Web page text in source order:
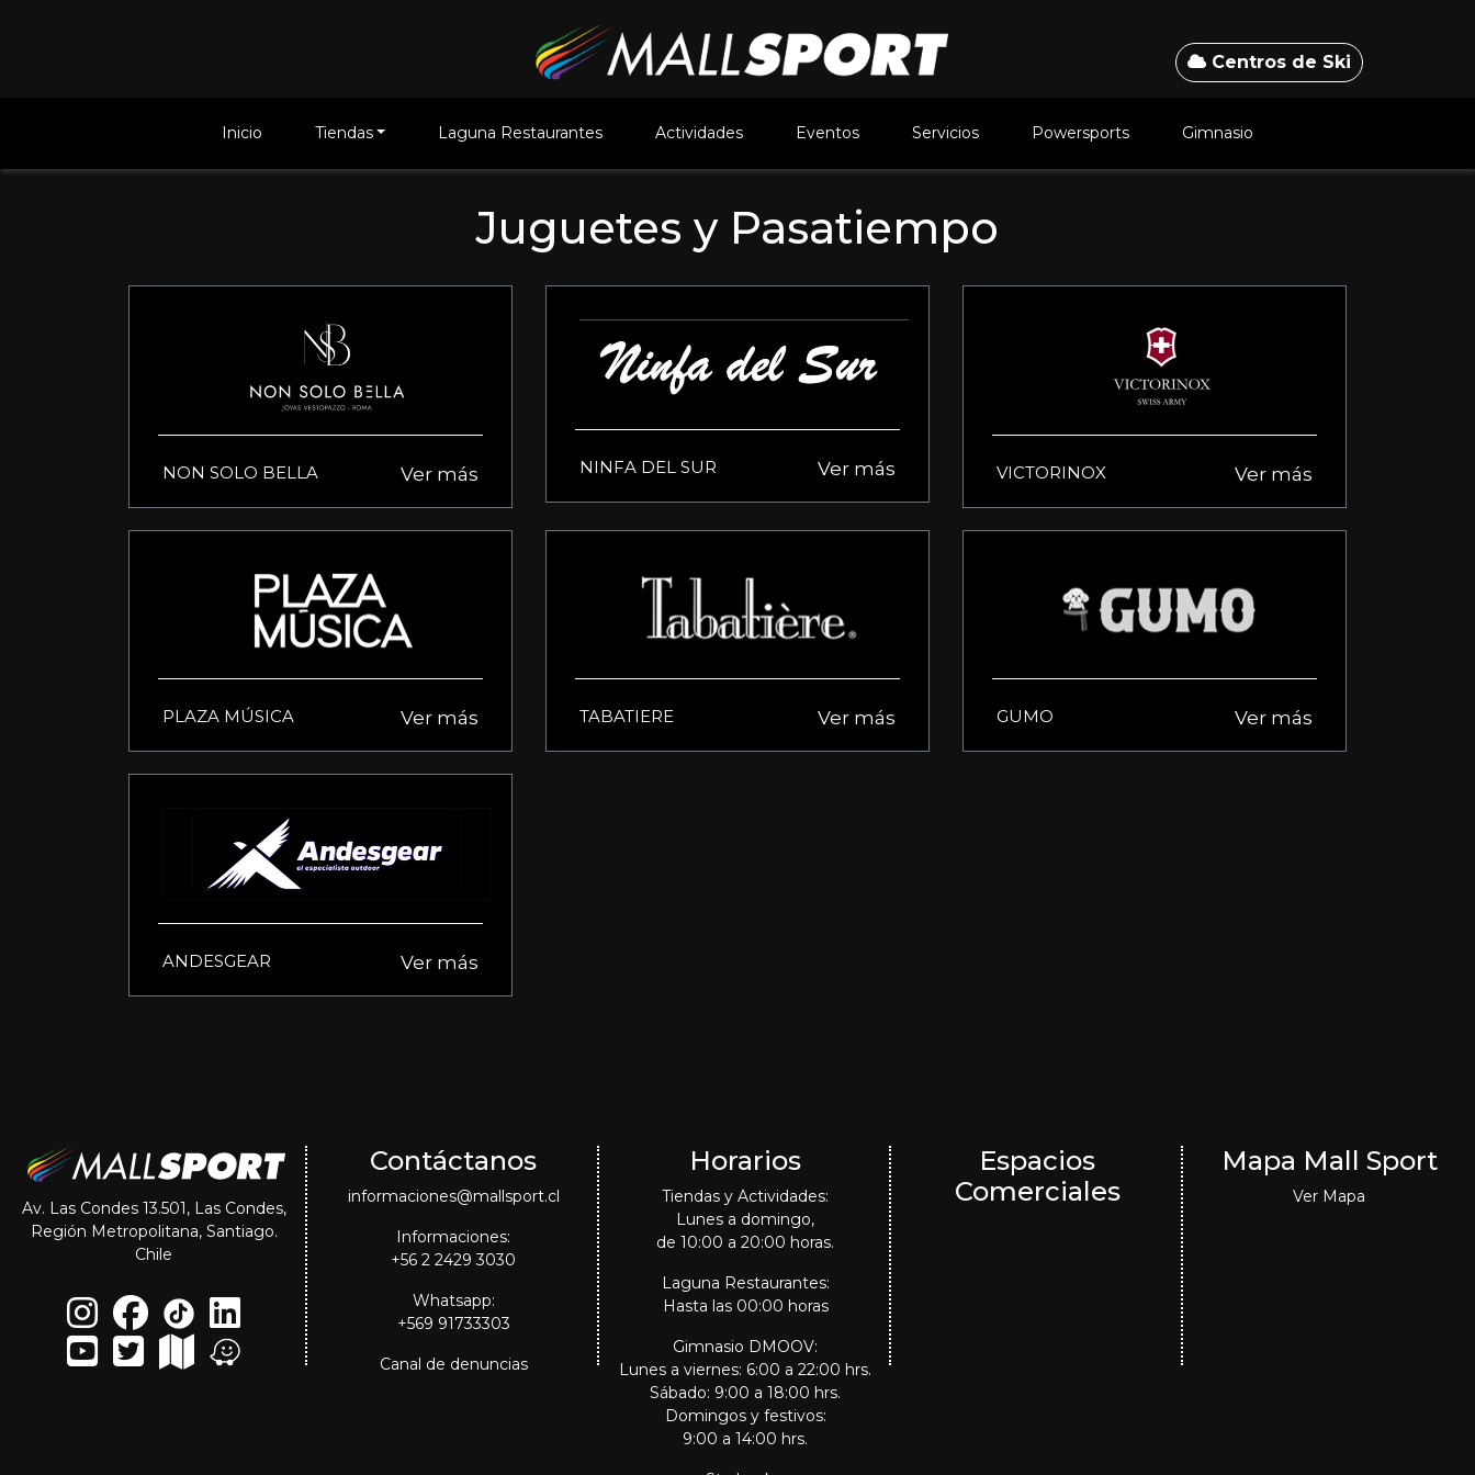
Centros de Ski
Inicio Tiendas Laguna Restaurantes Actividades Eventos Servicios Powersports Gimnasio
Juguetes y Pasatiempo
NON SOLO BELLA Ver más NINFA DEL SUR Ver más VICTORINOX Ver más
PLAZA MÚSICA Ver más TABATIERE Ver más GUMO Ver más
ANDESGEAR Ver más
Av. Las Condes 13.501, Las Condes,
Región Metropolitana, Santiago.
Chile
Contáctanos
informaciones@mallsport.cl
Informaciones:
+56 2 2429 3030
Whatsapp:
+569 91733303
Canal de denuncias
Horarios
Tiendas y Actividades:
Lunes a domingo,
de 10:00 a 20:00 horas.
Laguna Restaurantes:
Hasta las 00:00 horas
Gimnasio DMOOV:
Lunes a viernes: 6:00 a 22:00 hrs.
Sábado: 9:00 a 18:00 hrs.
Domingos y festivos:
9:00 a 14:00 hrs.
Espacios
Comerciales
Mapa Mall Sport
Ver Mapa